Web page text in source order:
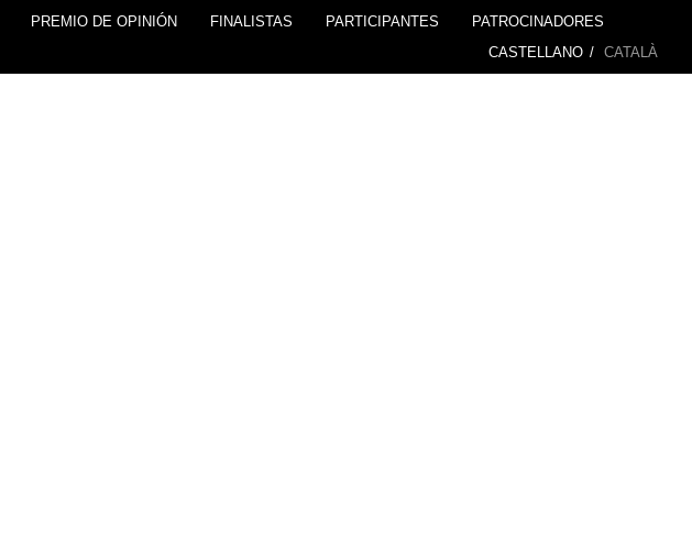
PREMIO DE OPINIÓN FINALISTAS PARTICIPANTES
PATROCINADORES
CASTELLANO / CATALÀ